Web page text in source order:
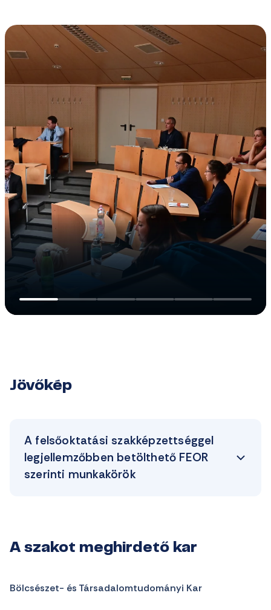
Jövőkép
A felsőoktatási szakképzettséggel
legjellemzőbben betölthető FEOR
szerinti munkakörök
A szakot meghirdető kar
Bölcsészet- és Társadalomtudományi Kar